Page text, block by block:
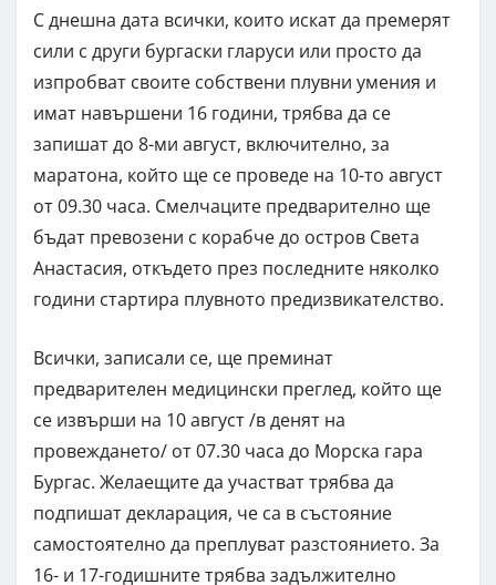
С днешна дата всички, които искат да премерят
сили с други бургаски гларуси или просто да
изпробват своите собствени плувни умения и
имат навършени 16 години, трябва да се
запишат до 8-ми август, включително, за
маратона, който ще се проведе на 10-то август
от 09.30 часа. Смелчаците предварително ще
бъдат превозени с корабче до остров Света
Анастасия, откъдето през последните няколко
години стартира плувното предизвикателство.
Всички, записали се, ще преминат
предварителен медицински преглед, който ще
се извърши на 10 август /в денят на
провеждането/ от 07.30 часа до Морска гара
Бургас. Желаещите да участват трябва да
подпишат декларация, че са в състояние
самостоятелно да преплуват разстоянието. За
16- и 17-годишните трябва задължително